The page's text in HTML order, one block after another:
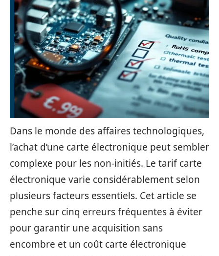
Dans le monde des affaires technologiques,
l’achat d’une carte électronique peut sembler
complexe pour les non-initiés. Le tarif carte
électronique varie considérablement selon
plusieurs facteurs essentiels. Cet article se
penche sur cinq erreurs fréquentes à éviter
pour garantir une acquisition sans
encombre et un coût carte électronique